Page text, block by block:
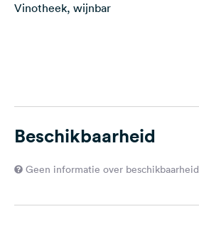
Vinotheek, wijnbar
Beschikbaarheid
Geen informatie over beschikbaarheid